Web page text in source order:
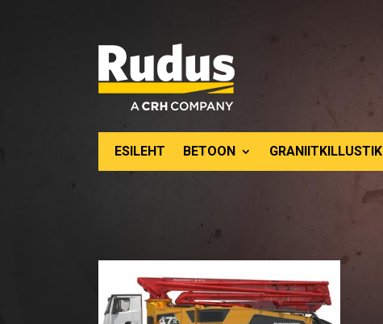
ESILEHT BETOON GRANIITKILLUSTIK